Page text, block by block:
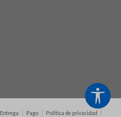
Entrega Pago Política de privacidad